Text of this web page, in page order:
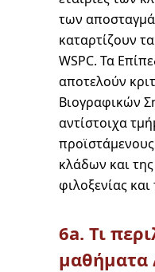
των
καταρτίζουν
WSPC. Τα
αποτελούν
Βιογραφικών
αντίστοιχα
κλάδων και
φιλοξενίας
6a. Τι
μαθήματα